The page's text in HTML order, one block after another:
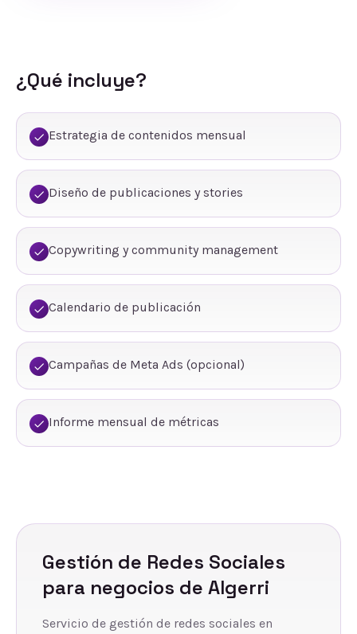
¿Qué incluye?
Estrategia de contenidos mensual
Diseño de publicaciones y stories
Copywriting y community management
Calendario de publicación
Campañas de Meta Ads (opcional)
Informe mensual de métricas
Gestión de Redes Sociales
para negocios de Algerri
Servicio de gestión de redes sociales en